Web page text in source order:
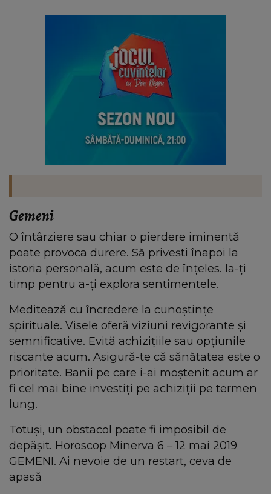
Gemeni
O întârziere sau chiar o pierdere iminentă
poate provoca durere. Să privești înapoi la
istoria personală, acum este de înțeles. Ia-ți
timp pentru a-ți explora sentimentele.
Meditează cu încredere la cunoștințe
spirituale. Visele oferă viziuni revigorante și
semnificative. Evită achizițiile sau opțiunile
riscante acum. Asigură-te că sănătatea este o
prioritate. Banii pe care i-ai moștenit acum ar
fi cel mai bine investiți pe achiziții pe termen
lung.
Totuși, un obstacol poate fi imposibil de
depășit. Horoscop Minerva 6 – 12 mai 2019
GEMENI. Ai nevoie de un restart, ceva de
apasă